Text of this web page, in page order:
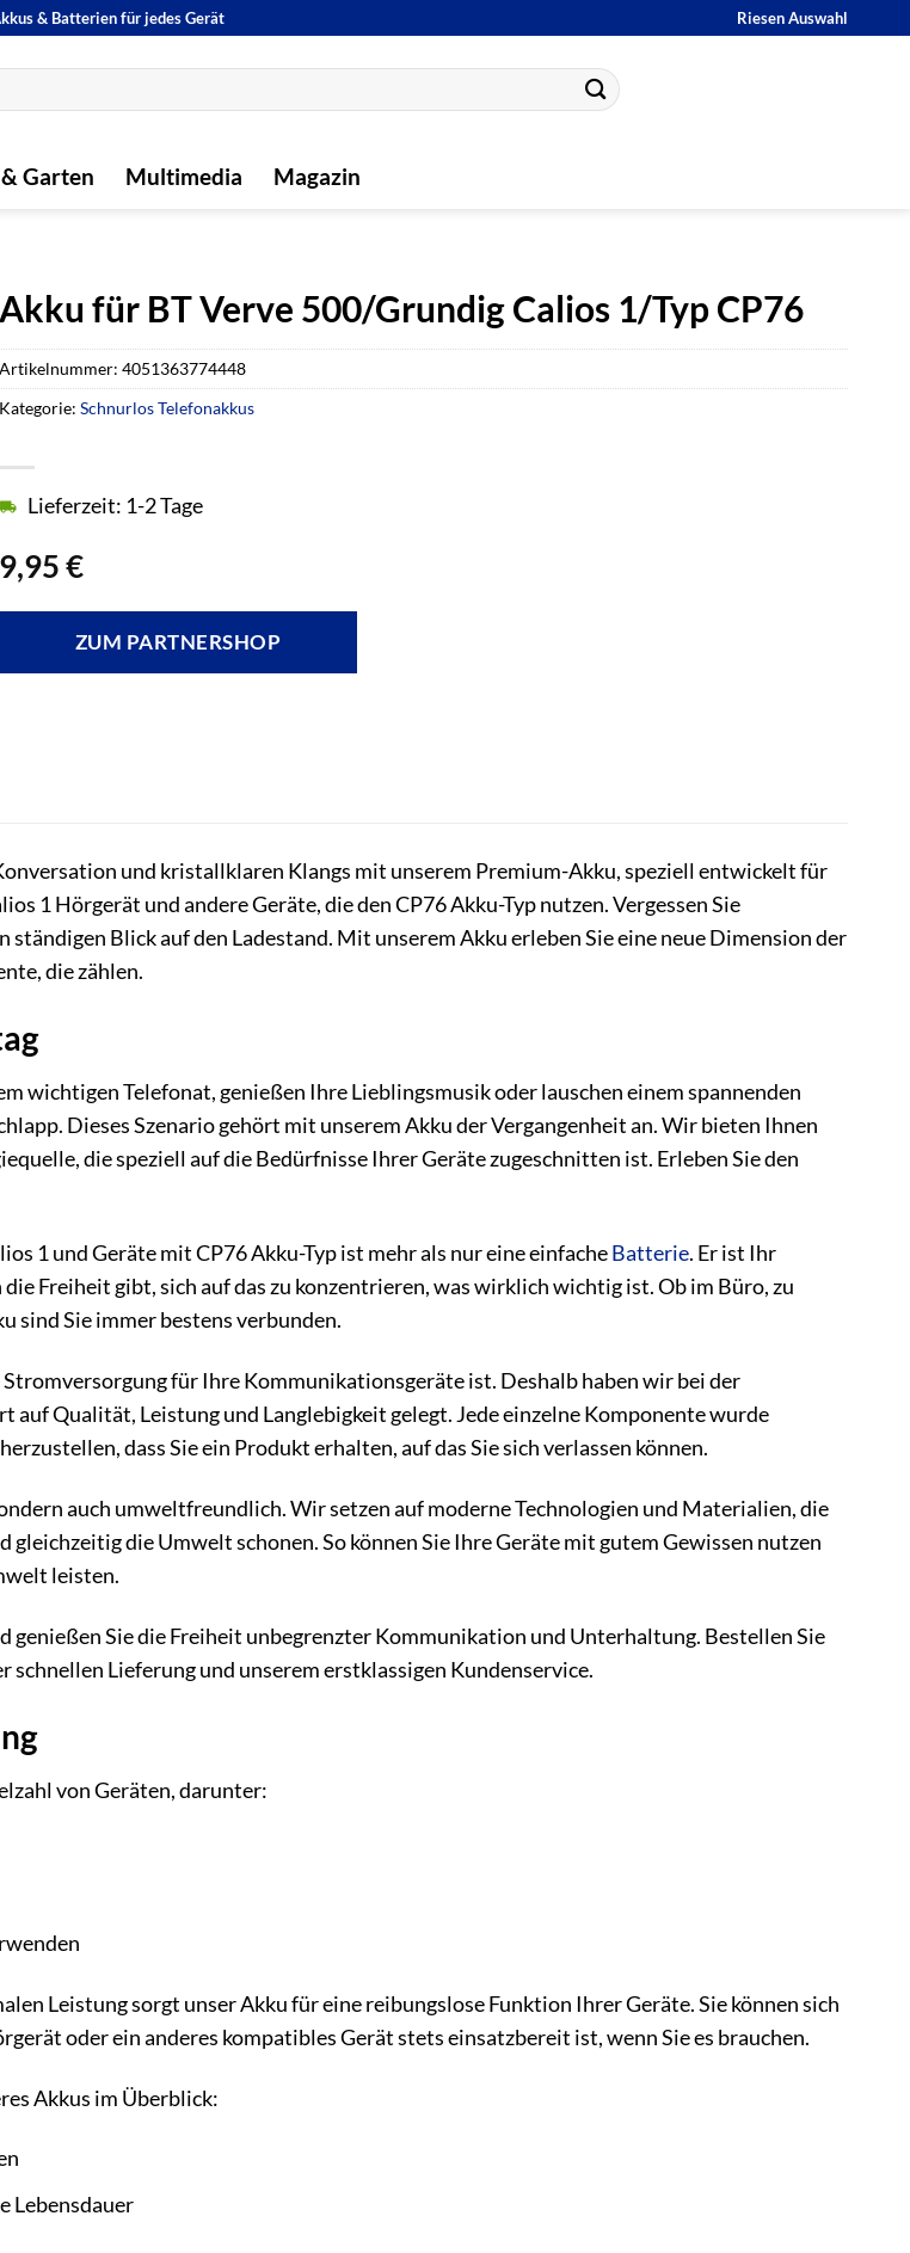
& Batterien für jedes Gerät Riesen Auswahl
Garten Multimedia Magazin
Akku für BT Verve 500/Grundig Calios 1/Typ CP76
9,95€
Lieferzeit: 1-2 Tage
ZUM PARTNERSHOP
Artikelnummer:4051363774448
Kategorie:Schnurlos Telefonakkus
und kristallklaren Klangs mit unserem Premium-Akku, speziell entwickelt für
1 Hörgerät und andere Geräte, die den CP76 Akku-Typ nutzen. Vergessen Sie
Blick auf den Ladestand. Mit unserem Akku erleben Sie eine neue Dimension der
die zählen.
wichtigen Telefonat, genießen Ihre Lieblingsmusik oder lauschen einem spannenden
Dieses Szenario gehört mit unserem Akku der Vergangenheit an. Wir bieten Ihnen
die speziell auf die Bedürfnisse Ihrer Geräte zugeschnitten ist. Erleben Sie den
1 und Geräte mit CP76 Akku-Typ ist mehr als nur eine einfacheBatterie. Er ist Ihr
Freiheit gibt, sich auf das zu konzentrieren, was wirklich wichtig ist. Ob im Büro, zu
sind Sie immer bestens verbunden.
für Ihre Kommunikationsgeräte ist. Deshalb haben wir bei der
auf Qualität, Leistung und Langlebigkeit gelegt. Jede einzelne Komponente wurde
dass Sie ein Produkt erhalten, auf das Sie sich verlassen können.
auch umweltfreundlich. Wir setzen auf moderne Technologien und Materialien, die
gleichzeitig die Umwelt schonen. So können Sie Ihre Geräte mit gutem Gewissen nutzen
leisten.
genießen Sie die Freiheit unbegrenzter Kommunikation und Unterhaltung. Bestellen Sie
schnellen Lieferung und unserem erstklassigen Kundenservice.
von Geräten, darunter:
Leistung sorgt unser Akku für eine reibungslose Funktion Ihrer Geräte. Sie können sich
oder ein anderes kompatibles Gerät stets einsatzbereit ist, wenn Sie es brauchen.
Akkus im Überblick:
Lebensdauer